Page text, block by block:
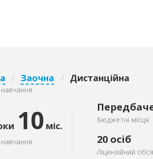
/ Заочна / Дистанційна
10 міс.
Бюджетні місця
20 осіб
Ліцензійний